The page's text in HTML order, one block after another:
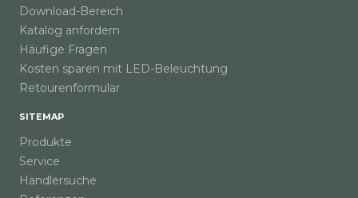
Download-Bereich
Katalog anfordern
Häufige Fragen
Kosten sparen mit LED-Beleuchtung
Retourenformular
SITEMAP
Produkte
Service
Händlersuche